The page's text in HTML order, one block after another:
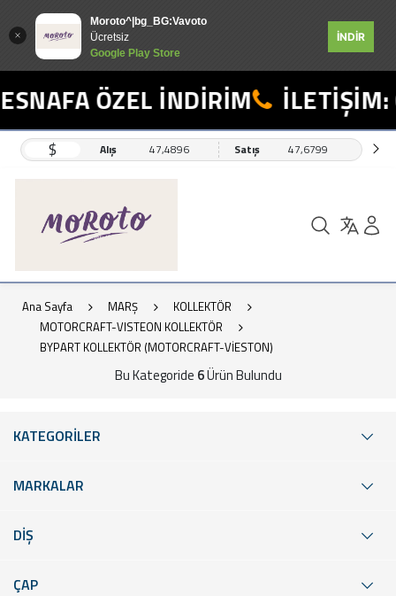
Moroto^|bg_BG:Vavoto
Ücretsiz
Google Play Store
İNDİR
ÖZEL İNDİRİM İLETİŞİM:
$ Alış 47,4896 Satış 47,6799
Ana Sayfa MARŞ
KOLLEKTÖR
MOTORCRAFT-VISTEON KOLLEKTÖR
BYPART KOLLEKTÖR (MOTORCRAFT-VİESTON)
Bu Kategoride 6Ürün Bulundu
KATEGORİLER
MARKALAR
DİŞ
ÇAP